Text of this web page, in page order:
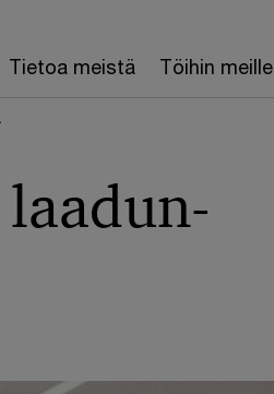
Tietoa meistä Töihin meille